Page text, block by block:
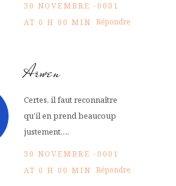
30 NOVEMBRE -0001
AT 0 H 00 MIN Répondre
Arwen
Certes, il faut reconnaître
qu’il en prend beaucoup
justement….
30 NOVEMBRE -0001
AT 0 H 00 MIN Répondre